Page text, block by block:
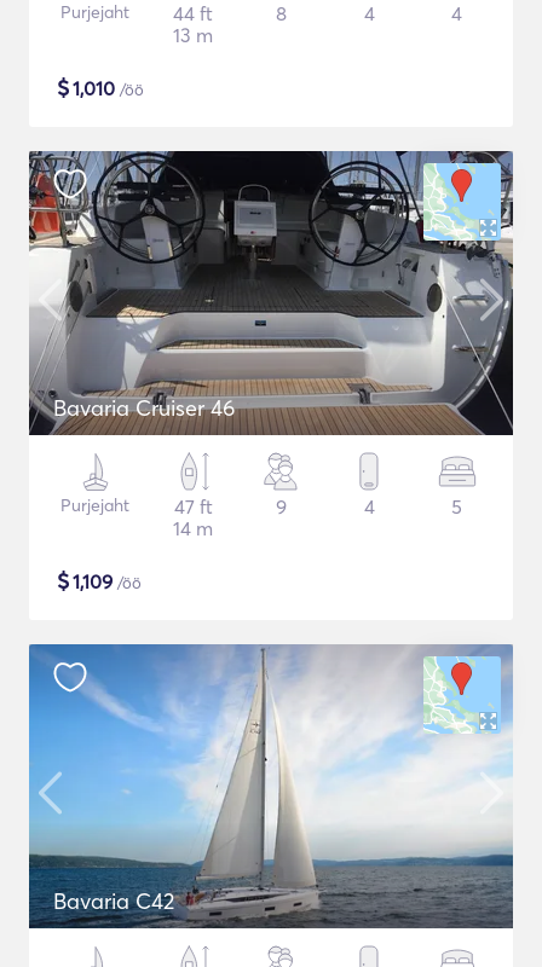
Purjejaht
44 ft
13 m
8 4 4
$1,010 /öö
Bavaria Cruiser 46
Purjejaht
47 ft
14 m
9 4 5
$1,109 /öö
Bavaria C42